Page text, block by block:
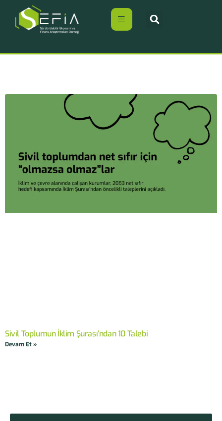
Sivil Toplumun İklim Şurası’ndan 10 Talebi
Devam Et »